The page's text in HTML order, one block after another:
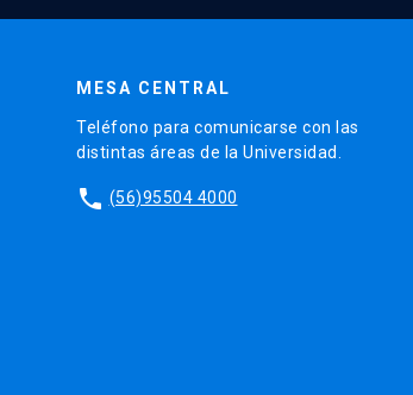
MESA CENTRAL
Teléfono para comunicarse con las
distintas áreas de la Universidad.
phone (56)95504 4000